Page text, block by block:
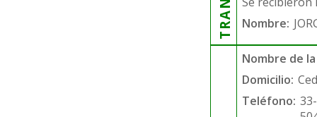
Nombre:
Nombre de
Domicilio:
Teléfono: